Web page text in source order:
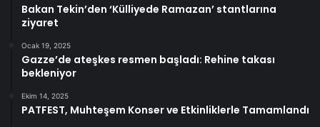
Bakan Tekin’den ‘Külliyede Ramazan’ stantlarına
ziyaret
Ocak 19, 2025
Gazze’de ateşkes resmen başladı: Rehine takası
bekleniyor
Ekim 14, 2025
PATFEST, Muhteşem Konser ve Etkinliklerle Tamamlandı